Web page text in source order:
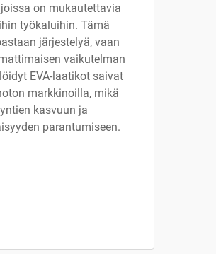
on mukautettavia
työkaluihin. Tämä
järjestelyä, vaan
vaikutelman
EVA-laatikot saivat
markkinoilla, mikä
kasvuun ja
parantumiseen.